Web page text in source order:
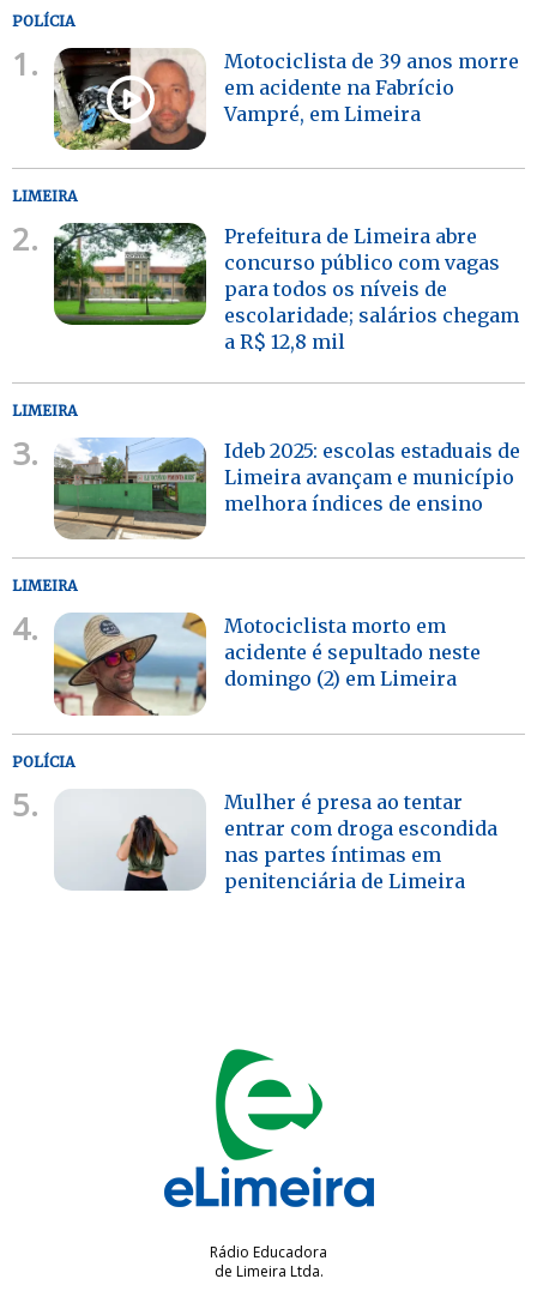
POLÍCIA
1.
Motociclista de 39 anos morre
em acidente na Fabrício
Vampré, em Limeira
LIMEIRA
2.
Prefeitura de Limeira abre
concurso público com vagas
para todos os níveis de
escolaridade; salários chegam
a R$ 12,8 mil
LIMEIRA
3.
Ideb 2025: escolas estaduais de
Limeira avançam e município
melhora índices de ensino
LIMEIRA
4.
Motociclista morto em
acidente é sepultado neste
domingo (2) em Limeira
POLÍCIA
5.
Mulher é presa ao tentar
entrar com droga escondida
nas partes íntimas em
penitenciária de Limeira
Rádio Educadora
de Limeira Ltda.